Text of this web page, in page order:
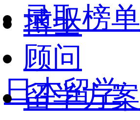
博士
日本留学
录取榜单
顾问
留学方案